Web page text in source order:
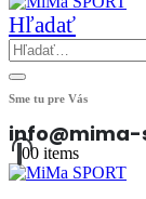
Hľadať
Sme tu pre Vás
00 items